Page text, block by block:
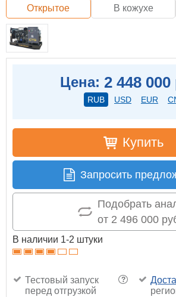
Открытое В кожухе
Цена: 2 448 000
RUB USD EUR
Купить
Запросить
Подобрать
от 2 496 000
В наличии 1-2 штуки
?
Тестовый запуск
перед отгрузкой